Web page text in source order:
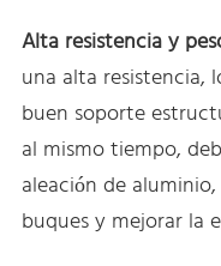
Alta resistencia y
una alta resistencia,
buen soporte
al mismo tiempo,
aleación de
buques y mejorar la